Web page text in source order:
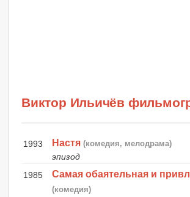
Виктор Ильичёв
1993 Настя (комедия, мелодрама)
эпизод
1985
Самая обаятельная и
(комедия)